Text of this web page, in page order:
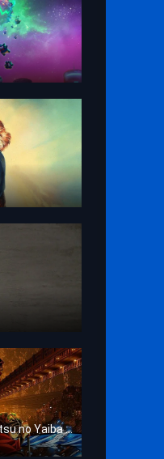
Guardianes de la noche: Kimetsu no Yaiba La fortaleza infinita